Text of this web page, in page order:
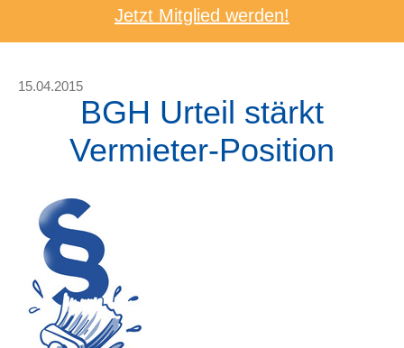
Jetzt Mitglied werden!
15.04.2015
BGH Urteil stärkt
Vermieter-Position